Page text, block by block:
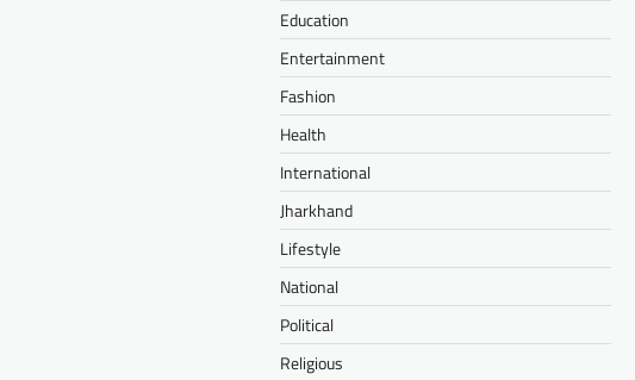
Education
Entertainment
Fashion
Health
International
Jharkhand
Lifestyle
National
Political
Religious